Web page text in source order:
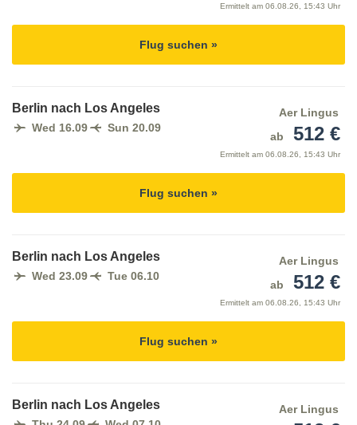
Ermittelt am 06.08.26, 15:43 Uhr
Flug suchen »
Berlin nach Los Angeles
Wed 16.09 Sun 20.09
Aer Lingus
ab
512 €
Ermittelt am 06.08.26, 15:43 Uhr
Flug suchen »
Berlin nach Los Angeles
Wed 23.09 Tue 06.10
Aer Lingus
ab
512 €
Ermittelt am 06.08.26, 15:43 Uhr
Flug suchen »
Berlin nach Los Angeles Aer Lingus